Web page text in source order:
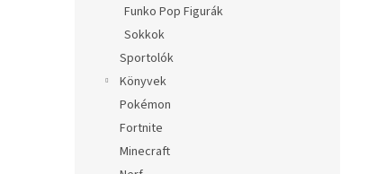
Funko Pop Figurák
Sokkok
Sportolók
Könyvek
Pokémon
Fortnite
Minecraft